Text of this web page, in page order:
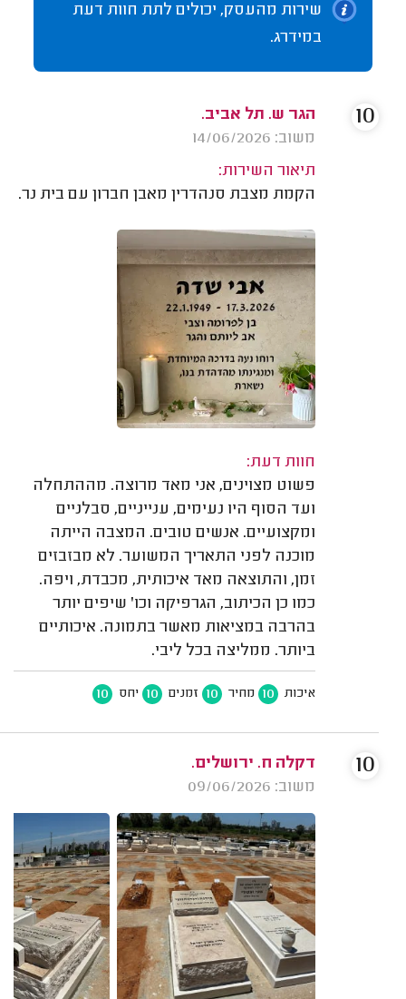
שירות מהעסק, יכולים לתת חוות דעת
במידרג.
הגר ש. תל אביב.
משוב: 14/06/2026
תיאור השירות:
הקמת מצבת סנהדרין מאבן חברון עם בית נר.
חוות דעת:
פשוט מצוינים, אני מאד מרוצה. מההתחלה
ועד הסוף היו נעימים, ענייניים, סבלניים
ומקצועיים. אנשים טובים. המצבה הייתה
מוכנה לפני התאריך המשוער. לא מבזבזים
זמן, והתוצאה מאד איכותית, מכבדת, ויפה.
כמו כן הכיתוב, הגרפיקה וכו' שיפים יותר
בהרבה במציאות מאשר בתמונה. איכותיים
ביותר. ממליצה בכל ליבי.
איכות 10 מחיר 10 זמנים 10 יחס 10
10
דקלה ח. ירושלים.
משוב: 09/06/2026
10